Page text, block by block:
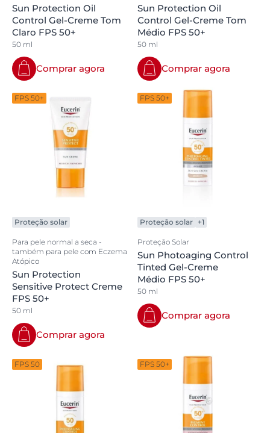
Sun Protection Oil
Control Gel-Creme Tom
Claro FPS 50+
50 ml
Comprar agora
Sun Protection Oil
Control Gel-Creme Tom
Médio FPS 50+
50 ml
Comprar agora
FPS 50+
Proteção solar
Para pele normal a seca -
também para pele com Eczema
Atópico
Sun Protection
Sensitive Protect Creme
FPS 50+
50 ml
Comprar agora
FPS 50+
Proteção solar +1
Proteção Solar
Sun Photoaging Control
Tinted Gel-Creme
Médio FPS 50+
50 ml
Comprar agora
FPS 50 FPS 50+